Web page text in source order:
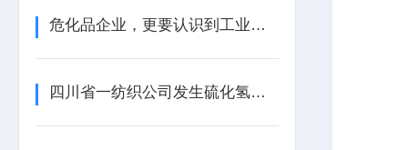
危化品企业，更要认识到工业气体报警器的重要性
四川省一纺织公司发生硫化氢中毒事件